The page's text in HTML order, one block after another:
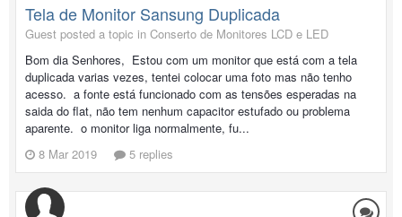
Tela de Monitor Sansung Duplicada
Guest posted a topic in Conserto de Monitores LCD e LED
Bom dia Senhores, Estou com um monitor que está com a tela
duplicada varias vezes, tentei colocar uma foto mas não tenho
acesso. a fonte está funcionado com as tensões esperadas na
saida do flat, não tem nenhum capacitor estufado ou problema
aparente. o monitor liga normalmente, fu...
8 Mar 2019
5 replies